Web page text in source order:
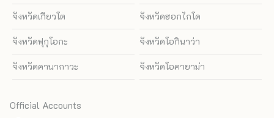
จังหวัดเกียวโต จังหวัดฮอกไกโด
จังหวัดฟุกุโอกะ จังหวัดโอกินาว่า
จังหวัดคานากาวะ จังหวัดโอคายาม่า
Official Accounts